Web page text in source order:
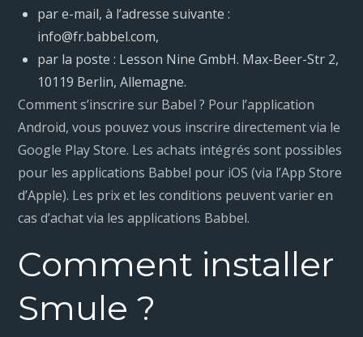
par e-mail, à l’adresse suivante :
info@fr.babbel.com,
par la poste : Lesson Nine GmbH. Max-Beer-Str 2,
10119 Berlin, Allemagne.
Comment s’inscrire sur Babel ? Pour l’application
Android, vous pouvez vous inscrire directement via le
Google Play Store. Les achats intégrés sont possibles
pour les applications Babbel pour iOS (via l’App Store
d’Apple). Les prix et les conditions peuvent varier en
cas d’achat via les applications Babbel.
Comment installer
Smule ?